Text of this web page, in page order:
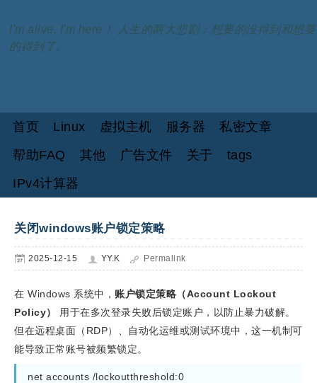
I'm alive, I'm here！ 人生的两大悲剧：想要的没得到和想要
的得到了。
首页 Linux 虚拟主机 服务器
私密文章
帮助FAQ
其他 广告文件 关于
tags
IPv4计算器
关闭windows账户锁定策略
2025-12-15 YY.K Permalink
在 Windows 系统中， 账户锁定策略（Account Lockout
Policy）
用于在多次登录失败后锁定账户，以防止暴力破解。
但在远程桌面（RDP）、自动化运维或测试环境中，这一机制可
能导致正常账号被频繁锁定。
net accounts /lockoutthreshold:0